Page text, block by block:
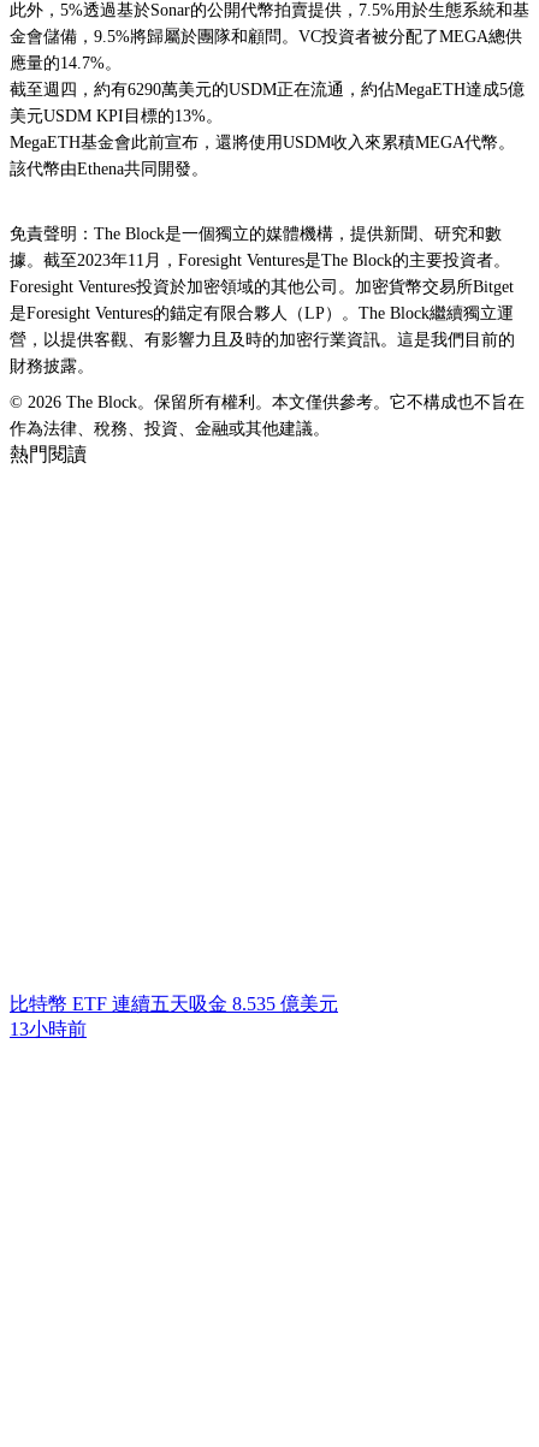
此外，5%透過基於Sonar的公開代幣拍賣提供，7.5%用於生態系統和基
金會儲備，9.5%將歸屬於團隊和顧問。VC投資者被分配了MEGA總供
應量的14.7%。
截至週四，約有6290萬美元的USDM正在流通，約佔MegaETH達成5億
美元USDM KPI目標的13%。
MegaETH基金會此前宣布，還將使用USDM收入來累積MEGA代幣。
該代幣由Ethena共同開發。
免責聲明：The Block是一個獨立的媒體機構，提供新聞、研究和數
據。截至2023年11月，Foresight Ventures是The Block的主要投資者。
Foresight Ventures投資於加密領域的其他公司。加密貨幣交易所Bitget
是Foresight Ventures的錨定有限合夥人（LP）。The Block繼續獨立運
營，以提供客觀、有影響力且及時的加密行業資訊。這是我們目前的
財務披露。
© 2026 The Block。保留所有權利。本文僅供參考。它不構成也不旨在
作為法律、稅務、投資、金融或其他建議。
熱門閱讀
比特幣 ETF 連續五天吸金 8.535 億美元
13小時前